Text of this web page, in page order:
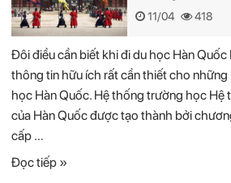
11/04 418
Đôi điều cần biết khi đi du học Hàn Quốc
thông tin hữu ích rất cần thiết cho
học Hàn Quốc. Hệ thống trường học
của Hàn Quốc được tạo thành bởi
cấp …
Đọc tiếp »